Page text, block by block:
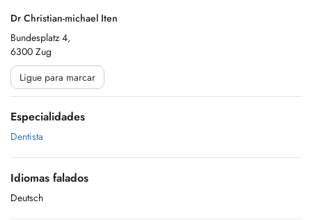
Dr Christian-michael Iten
Bundesplatz 4,
6300 Zug
Ligue para marcar
Especialidades
Dentista
Idiomas falados
Deutsch